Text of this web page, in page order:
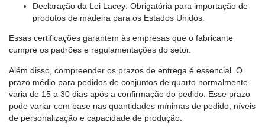
Declaração da Lei Lacey: Obrigatória para importação de
produtos de madeira para os Estados Unidos.
Essas certificações garantem às empresas que o fabricante
cumpre os padrões e regulamentações do setor.
Além disso, compreender os prazos de entrega é essencial. O
prazo médio para pedidos de conjuntos de quarto normalmente
varia de 15 a 30 dias após a confirmação do pedido. Esse prazo
pode variar com base nas quantidades mínimas de pedido, níveis
de personalização e capacidade de produção.